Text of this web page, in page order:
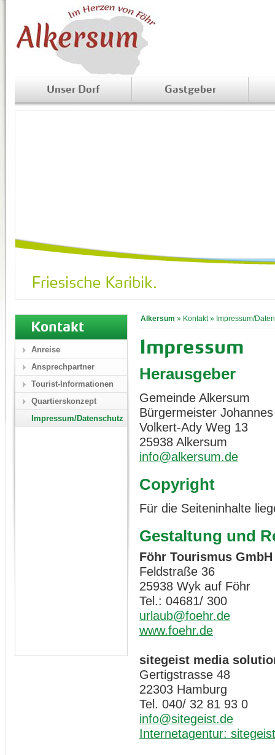
Unser Dorf Gastgeber
Alkersum » Kontakt» Impressum/
Impressum
Herausgeber
Gemeinde Alkersum
Bürgermeister
Volkert-Ady Weg 13
25938 Alkersum
info@alkersum.de
Copyright
Für die Seiteninhalte
Gestaltung und
Föhr Tourismus GmbH
Feldstraße 36
25938 Wyk auf Föhr
Tel.: 04681/ 300
urlaub@foehr.de
www.foehr.de
sitegeist media
Gertigstrasse 48
22303 Hamburg
Tel. 040/ 32 81 93 0
info@sitegeist.de
Internetagentur: sitegeist
Kontakt
Anreise
Ansprechpartner
Tourist-Informationen
Quartierskonzept
Impressum/Datenschutz